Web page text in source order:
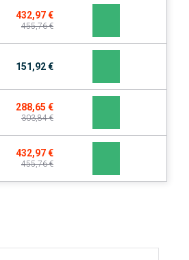
432,97 €
455,76 €
151,92 €
288,65 €
303,84 €
432,97 €
455,76 €